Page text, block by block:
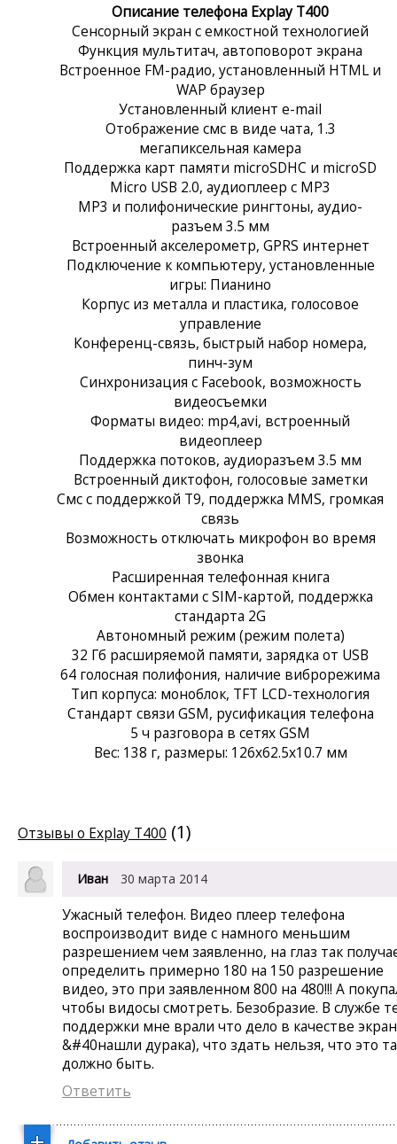
Описание телефона Explay T400
Сенсорный экран c емкостной технологией
Функция мультитач, автоповорот экрана
Встроенное FM-радио, установленный HTML и
WAP браузер
Установленный клиент e-mail
Отображение смс в виде чата, 1.3
мегапиксельная камера
Поддержка карт памяти microSDHC и microSD
Micro USB 2.0, аудиоплеер с MP3
MP3 и полифонические рингтоны, аудио-
разъем 3.5 мм
Встроенный акселерометр, GPRS интернет
Подключение к компьютеру, установленные
игры: Пианино
Корпус из металла и пластика, голосовое
управление
Конференц-связь, быстрый набор номера,
пинч-зум
Синхронизация с Facebook, возможность
видеосъемки
Форматы видео: mp4,avi, встроенный
видеоплеер
Поддержка потоков, аудиоразъем 3.5 мм
Встроенный диктофон, голосовые заметки
Смс с поддержкой Т9, поддержка MMS, громкая
связь
Возможность отключать микрофон во время
звонка
Расширенная телефонная книга
Обмен контактами с SIM-картой, поддержка
стандарта 2G
Автономный режим (режим полета)
32 Гб расширяемой памяти, зарядка от USB
64 голосная полифония, наличие виброрежима
Тип корпуса: моноблок, TFT LCD-технология
Стандарт связи GSM, русификация телефона
5 ч разговора в сетях GSM
Вес: 138 г, размеры: 126x62.5x10.7 мм
Отзывы о Explay T400 (1)
Иван 30 марта 2014
Ужасный телефон. Видео плеер телефона
воспроизводит виде с намного меньшим
разрешением чем заявленно, на глаз так
определить примерно 180 на 150 разрешение
видео, это при заявленном 800 на 480!!! А
чтобы видосы смотреть. Безобразие. В службе
поддержки мне врали что дело в качестве
&#40нашли дурака), что здать нельзя, что это
должно быть.
Ответить